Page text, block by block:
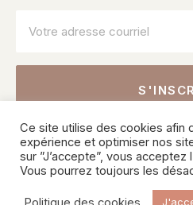
Inscrivez-vous pour connaître
produits et recevoir des
© 2026 SKINPURE Inc – Tous
Ce site utilise des cookies afin
expérience et optimiser nos
sur ”J’accepte”, vous acceptez
Vous pourrez toujours les